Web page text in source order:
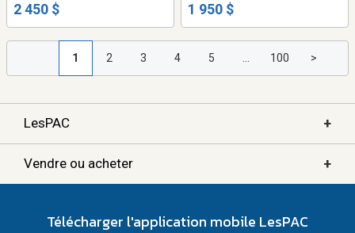
2 450 $ 1 950 $
1 2 3 4 5 ... 100 >
LesPAC +
Vendre ou acheter +
Télécharger l'application mobile LesPAC